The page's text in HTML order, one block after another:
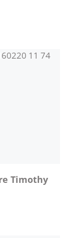
Timothy